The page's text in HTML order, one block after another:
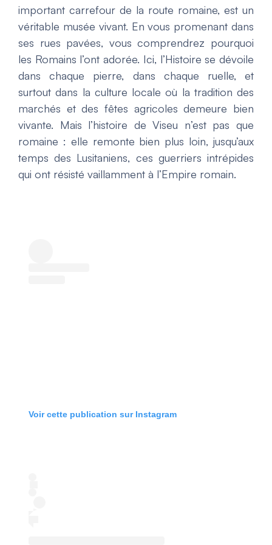
important carrefour de la route romaine, est un
véritable musée vivant. En vous promenant dans
ses rues pavées, vous comprendrez pourquoi
les Romains l’ont adorée. Ici, l’Histoire se dévoile
dans chaque pierre, dans chaque ruelle, et
surtout dans la culture locale où la tradition des
marchés et des fêtes agricoles demeure bien
vivante. Mais l’histoire de Viseu n’est pas que
romaine : elle remonte bien plus loin, jusqu’aux
temps des Lusitaniens, ces guerriers intrépides
qui ont résisté vaillamment à l’Empire romain.
Voir cette publication sur Instagram